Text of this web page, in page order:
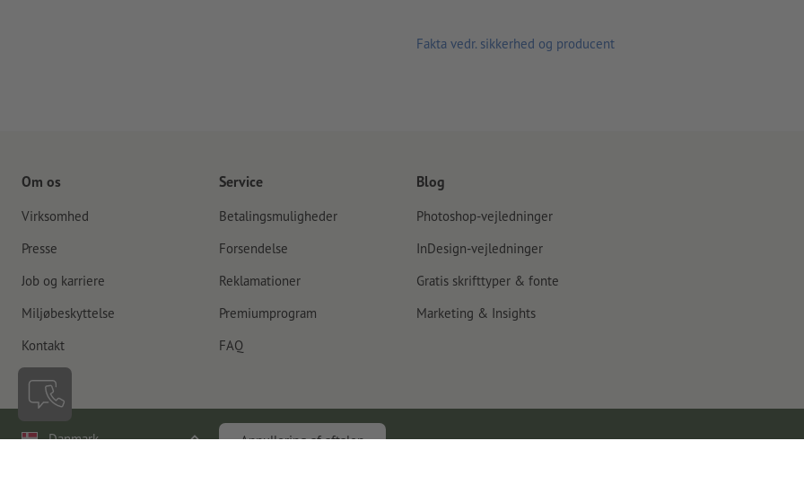
Fakta vedr. sikkerhed og producent
Om os
Virksomhed
Presse
Job og karriere
Miljøbeskyttelse
Kontakt
Service
Betalingsmuligheder
Forsendelse
Reklamationer
Premiumprogram
FAQ
Blog
Photoshop-vejledninger
InDesign-vejledninger
Gratis skrifttyper & fonte
Marketing & Insights
Danmark Annullering af aftalen